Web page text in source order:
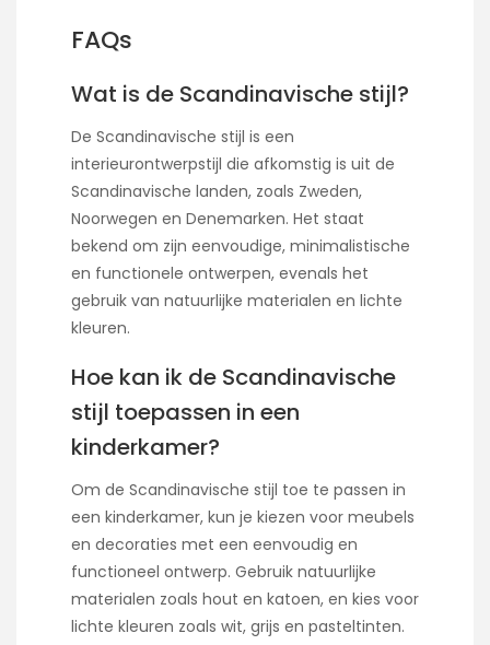
FAQs
Wat is de Scandinavische stijl?
De Scandinavische stijl is een
interieurontwerpstijl die afkomstig is uit de
Scandinavische landen, zoals Zweden,
Noorwegen en Denemarken. Het staat
bekend om zijn eenvoudige, minimalistische
en functionele ontwerpen, evenals het
gebruik van natuurlijke materialen en lichte
kleuren.
Hoe kan ik de Scandinavische
stijl toepassen in een
kinderkamer?
Om de Scandinavische stijl toe te passen in
een kinderkamer, kun je kiezen voor meubels
en decoraties met een eenvoudig en
functioneel ontwerp. Gebruik natuurlijke
materialen zoals hout en katoen, en kies voor
lichte kleuren zoals wit, grijs en pasteltinten.